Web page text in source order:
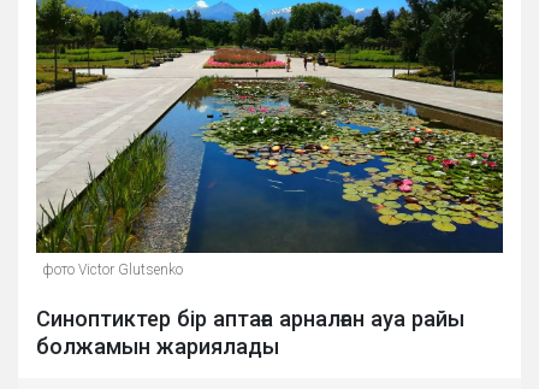
фото Victor Glutsenko
Синоптиктер бір аптаға арналған ауа райы
болжамын жариялады